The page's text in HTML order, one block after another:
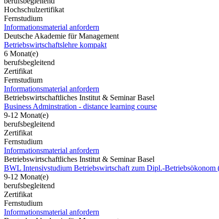
Hochschulzertifikat
Fernstudium
Informationsmaterial anfordern
Deutsche Akademie für Management
Betriebswirtschaftslehre kompakt
6 Monat(e)
berufsbegleitend
Zertifikat
Fernstudium
Informationsmaterial anfordern
Betriebswirtschaftliches Institut & Seminar Basel
Business Adminstration - distance learning course
9-12 Monat(e)
berufsbegleitend
Zertifikat
Fernstudium
Informationsmaterial anfordern
Betriebswirtschaftliches Institut & Seminar Basel
BWL Intensivstudium Betriebswirtschaft zum Dipl.-Betriebsökonom
9-12 Monat(e)
berufsbegleitend
Zertifikat
Fernstudium
Informationsmaterial anfordern